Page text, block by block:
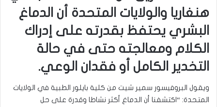
هنغاريا والولايات المتحدة أن الدماغ
البشري يحتفظ بقدرته على إدراك
الكلام ومعالجته حتى في حالة
التخدير الكامل أو فقدان الوعي.
ويقول البروفيسور سمير شيت من كلية بايلور الطبية في الولايات
المتحدة: “اكتشفنا أن الدماغ أكثر نشاطا وقدرة على حل